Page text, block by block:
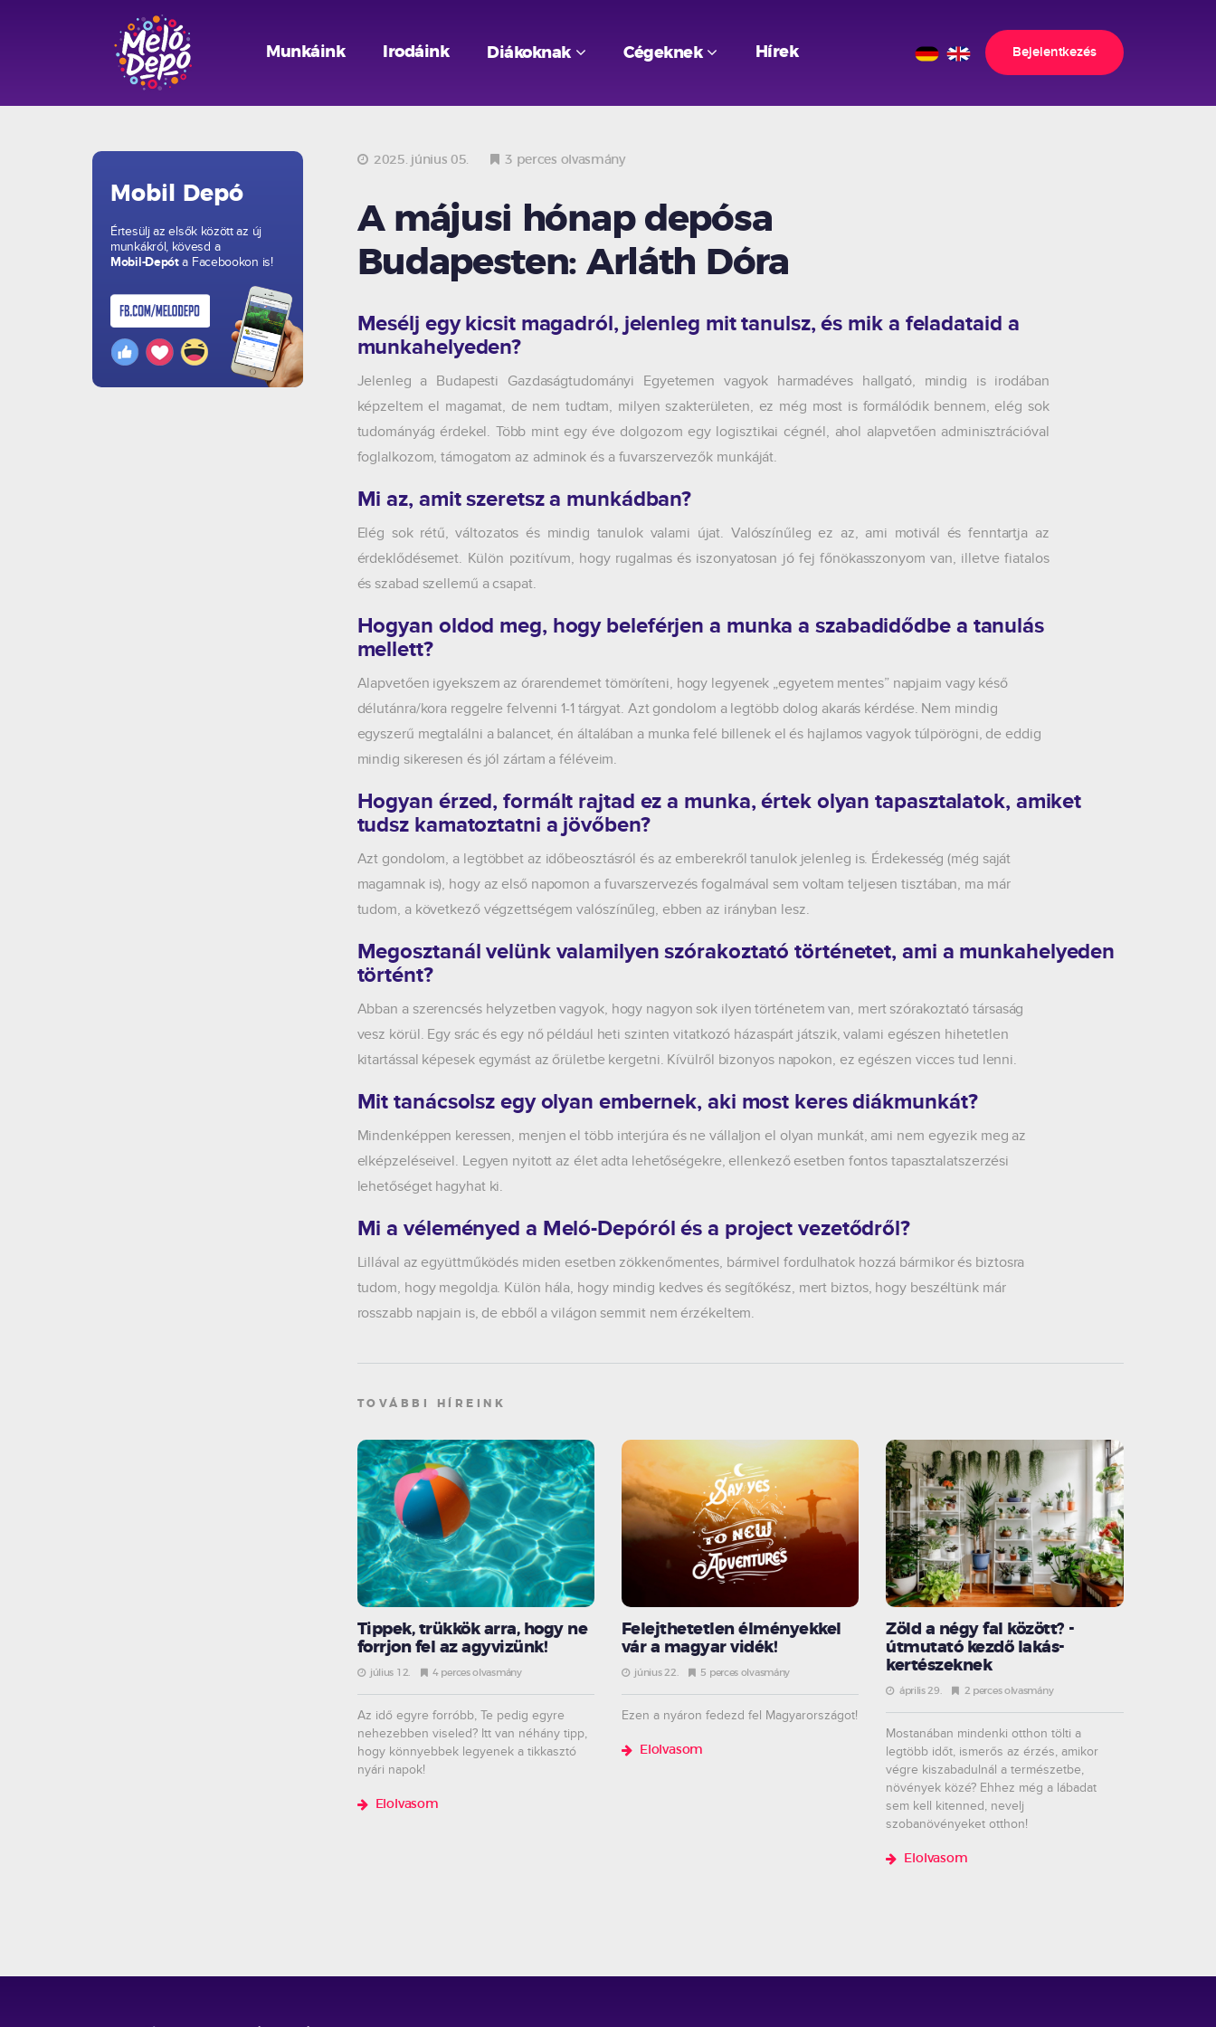
Munkáink Irodáink Diákoknak Cégeknek Hírek Bejelentkezés
Mobil Depó
Értesülj az elsők között az új
munkákról, kövesd a
Mobil-Depóta Facebookon is!
2025. június 05. 3 perces olvasmány
A májusi hónap depósa
Budapesten: Arláth Dóra
Mesélj egy kicsit magadról, jelenleg mit tanulsz, és mik a feladataid a
munkahelyeden?
Jelenleg a Budapesti Gazdaságtudományi Egyetemen vagyok harmadéves hallgató, mindig is irodában
képzeltem el magamat, de nem tudtam, milyen szakterületen, ez még most is formálódik bennem, elég sok
tudományág érdekel. Több mint egy éve dolgozom egy logisztikai cégnél, ahol alapvetően adminisztrációval
foglalkozom, támogatom az adminok és a fuvarszervezők munkáját.
Mi az, amit szeretsz a munkádban?
Elég sok rétű, változatos és mindig tanulok valami újat. Valószínűleg ez az, ami motivál és fenntartja az
érdeklődésemet. Külön pozitívum, hogy rugalmas és iszonyatosan jó fej főnökasszonyom van, illetve fiatalos
és szabad szellemű a csapat.
Hogyan oldod meg, hogy beleférjen a munka a szabadidődbe a tanulás
mellett?
Alapvetően igyekszem az órarendemet tömöríteni, hogy legyenek „egyetem mentes” napjaim vagy késő
délutánra/kora reggelre felvenni 1-1 tárgyat. Azt gondolom a legtöbb dolog akarás kérdése. Nem mindig
egyszerű megtalálni a balancet, én általában a munka felé billenek el és hajlamos vagyok túlpörögni, de eddig
mindig sikeresen és jól zártam a féléveim.
Hogyan érzed, formált rajtad ez a munka, értek olyan tapasztalatok, amiket
tudsz kamatoztatni a jövőben?
Azt gondolom, a legtöbbet az időbeosztásról és az emberekről tanulok jelenleg is. Érdekesség (még saját
magamnak is), hogy az első napomon a fuvarszervezés fogalmával sem voltam teljesen tisztában, ma már
tudom, a következő végzettségem valószínűleg, ebben az irányban lesz.
Megosztanál velünk valamilyen szórakoztató történetet, ami a munkahelyeden
történt?
Abban a szerencsés helyzetben vagyok, hogy nagyon sok ilyen történetem van, mert szórakoztató társaság
vesz körül. Egy srác és egy nő például heti szinten vitatkozó házaspárt játszik, valami egészen hihetetlen
kitartással képesek egymást az őrületbe kergetni. Kívülről bizonyos napokon, ez egészen vicces tud lenni.
Mit tanácsolsz egy olyan embernek, aki most keres diákmunkát?
Mindenképpen keressen, menjen el több interjúra és ne vállaljon el olyan munkát, ami nem egyezik meg az
elképzeléseivel. Legyen nyitott az élet adta lehetőségekre, ellenkező esetben fontos tapasztalatszerzési
lehetőséget hagyhat ki.
Mi a véleményed a Meló-Depóról és a project vezetődről?
Lillával az együttműködés miden esetben zökkenőmentes, bármivel fordulhatok hozzá bármikor és biztosra
tudom, hogy megoldja. Külön hála, hogy mindig kedves és segítőkész, mert biztos, hogy beszéltünk már
rosszabb napjain is, de ebből a világon semmit nem érzékeltem.
TOVÁBBI HÍREINK
Tippek, trükkök arra, hogy ne
forrjon fel az agyvizünk!
július 12. 4 perces olvasmány
Az idő egyre forróbb, Te pedig egyre
nehezebben viseled? Itt van néhány tipp,
hogy könnyebbek legyenek a tikkasztó
nyári napok!
Elolvasom
Felejthetetlen élményekkel
vár a magyar vidék!
június 22. 5 perces olvasmány
Ezen a nyáron fedezd fel Magyarországot!
Elolvasom
Zöld a négy fal között? -
útmutató kezdő lakás-
kertészeknek
április 29. 2 perces olvasmány
Mostanában mindenki otthon tölti a
legtöbb időt, ismerős az érzés, amikor
végre kiszabadulnál a természetbe,
növények közé? Ehhez még a lábadat
sem kell kitenned, nevelj
szobanövényeket otthon!
Elolvasom